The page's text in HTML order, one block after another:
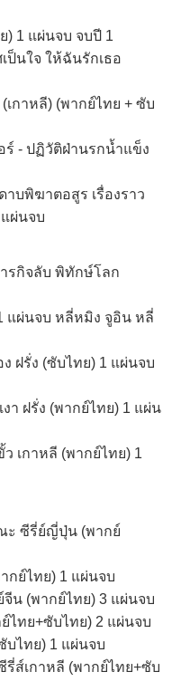
1 แผ่นจบ จบปี 1
ป็นใจ ให้ฉันรักเธอ
เกาหลี) (พากย์ไทย + ซับ
ร์ - ปฏิวัติฝ่านรกน้ำแข็ง
าบพิฆาตอสูร เรื่องราว
ผ่นจบ
ารกิจลับ พิทักษ์โลก
แผ่นจบ หลี่หมิง จูอิน หลี่
ฝรั่ง (ซับไทย) 1 แผ่นจบ
า ฝรั่ง (พากย์ไทย) 1 แผ่น
เกาหลี (พากย์ไทย) 1
ะ ซีรี่ย์ญี่ปุ่น (พากย์
กย์ไทย) 1 แผ่นจบ
น (พากย์ไทย) 3 แผ่นจบ
ไทย+ซับไทย) 2 แผ่นจบ
บไทย) 1 แผ่นจบ
รี่ส์เกาหลี (พากย์ไทย+ซับ